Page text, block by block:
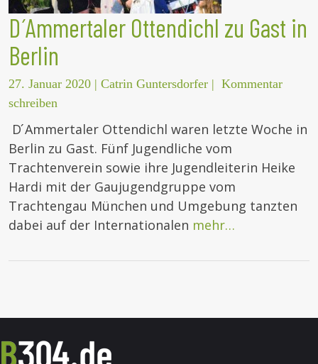
D ́Ammertaler Ottendichl zu Gast in
Berlin
27. Januar 2020 | Catrin Guntersdorfer | Kommentar
schreiben
D ́Ammertaler Ottendichl waren letzte Woche in
Berlin zu Gast. Fünf Jugendliche vom
Trachtenverein sowie ihre Jugendleiterin Heike
Hardi mit der Gaujugendgruppe vom
Trachtengau München und Umgebung tanzten
dabei auf der Internationalen mehr…